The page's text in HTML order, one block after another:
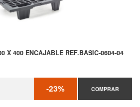
X 400 ENCAJABLE REF.BASIC-0604-04
-23% COMPRAR